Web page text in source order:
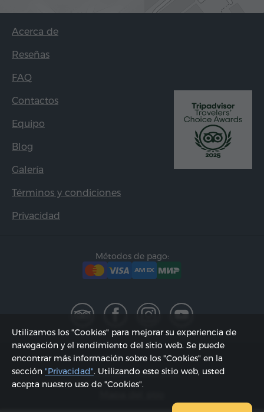
Acerca de
Reseñas
FAQ
Contactos
Equipo
Blog
Galería
Términos y condiciones
Privacidad
Métodos de pago:
2002 - 2026, © "Hyur Service" SRL;
Actualizado 08.08.2026
Utilizamos los "Cookies" para mejorar su experiencia de
navegación y el rendimiento del sitio web. Se puede
encontrar más información sobre los "Cookies" en la
sección "Privacidad". Utilizando este sitio web, usted
acepta nuestro uso de "Cookies".